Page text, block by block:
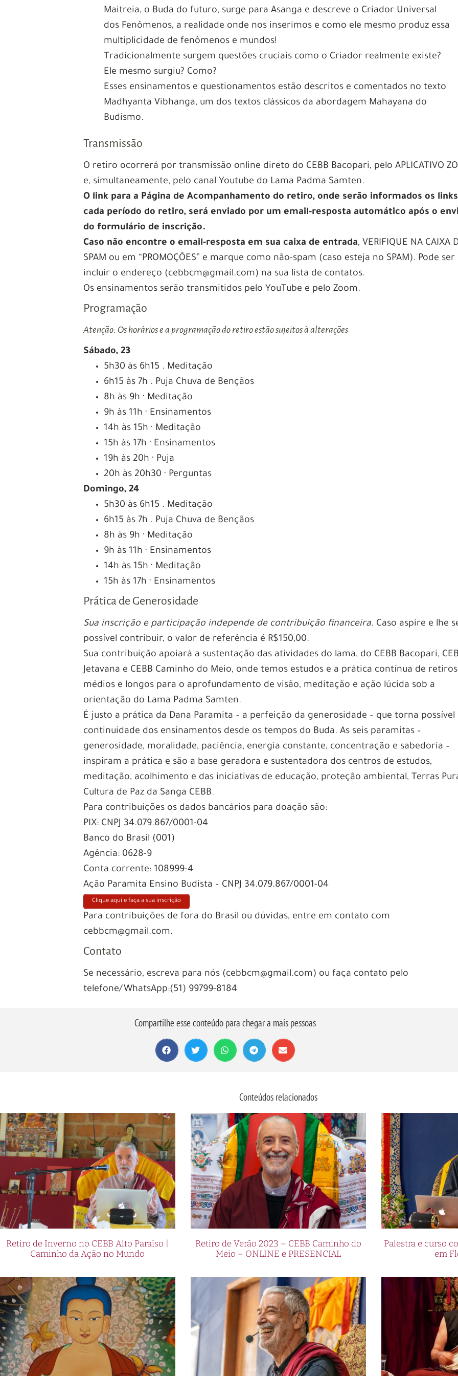
Maitreia, o Buda do futuro, surge para Asanga e descreve o Criador Universal
dos Fenômenos, a realidade onde nos inserimos e como ele mesmo produz essa
multiplicidade de fenômenos e mundos!
Tradicionalmente surgem questões cruciais como o Criador realmente existe?
Ele mesmo surgiu? Como?
Esses ensinamentos e questionamentos estão descritos e comentados no texto
Madhyanta Vibhanga, um dos textos clássicos da abordagem Mahayana do
Budismo.
Transmissão
O retiro ocorrerá por transmissão online direto do CEBB Bacopari, pelo APLICATIVO
e, simultaneamente, pelo canal Youtube do Lama Padma Samten.
O link para a Página de Acompanhamento do retiro, onde serão informados os
cada período do retiro, será enviado por um email-resposta automático após o
do formulário de inscrição.
Caso não encontre o email-resposta em sua caixa de entrada, VERIFIQUE NA CAIXA
SPAM ou em “PROMOÇÕES” e marque como não-spam (caso esteja no SPAM). Pode
incluir o endereço (cebbcm@gmail.com) na sua lista de contatos.
Os ensinamentos serão transmitidos pelo YouTube e pelo Zoom.
Programação
Atenção: Os horários e a programação do retiro estão sujeitos à alterações
Sábado, 23
5h30 às 6h15 . Meditação
6h15 às 7h . Puja Chuva de Bençãos
8h às 9h · Meditação
9h às 11h · Ensinamentos
14h às 15h · Meditação
15h às 17h · Ensinamentos
19h às 20h · Puja
20h às 20h30 · Perguntas
Domingo, 24
5h30 às 6h15 . Meditação
6h15 às 7h . Puja Chuva de Bençãos
8h às 9h · Meditação
9h às 11h · Ensinamentos
14h às 15h · Meditação
15h às 17h · Ensinamentos
Prática de Generosidade
Sua inscrição e participação independe de contribuição financeira. Caso aspire e lhe
possível contribuir, o valor de referência é R$150,00.
Sua contribuição apoiará a sustentação das atividades do lama, do CEBB Bacopari,
Jetavana e CEBB Caminho do Meio, onde temos estudos e a prática contínua de retiros
médios e longos para o aprofundamento de visão, meditação e ação lúcida sob a
orientação do Lama Padma Samten.
É justo a prática da Dana Paramita – a perfeição da generosidade – que torna possível
continuidade dos ensinamentos desde os tempos do Buda. As seis paramitas –
generosidade, moralidade, paciência, energia constante, concentração e sabedoria –
inspiram a prática e são a base geradora e sustentadora dos centros de estudos,
meditação, acolhimento e das iniciativas de educação, proteção ambiental, Terras
Cultura de Paz da Sanga CEBB.
Para contribuições os dados bancários para doação são:
PIX: CNPJ 34.079.867/0001-04
Banco do Brasil (001)
Agência: 0628-9
Conta corrente: 108999-4
Ação Paramita Ensino Budista – CNPJ 34.079.867/0001-04
Clique aqui e faça a sua inscrição
Para contribuições de fora do Brasil ou dúvidas, entre em contato com
cebbcm@gmail.com.
Contato
Se necessário, escreva para nós (cebbcm@gmail.com) ou faça contato pelo
telefone/WhatsApp:(51) 99799-8184
Compartilhe esse conteúdo para chegar a mais pessoas
Conteúdos relacionados
Retiro de Inverno no CEBB Alto Paraíso |
Caminho da Ação no Mundo
Retiro de Verão 2023 – CEBB Caminho do
Meio – ONLINE e PRESENCIAL
Palestra e curso
em